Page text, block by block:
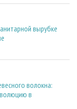
вырубке
волокна:
в